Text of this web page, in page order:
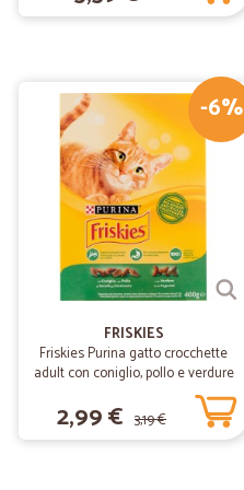
-6%
FRISKIES
Friskies Purina gatto crocchette
adult con coniglio, pollo e verdure
2,99 € 3,19 €